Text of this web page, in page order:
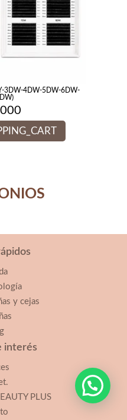
3DW-4DW-5DW-6DW-
y cejas
interés
PLUS